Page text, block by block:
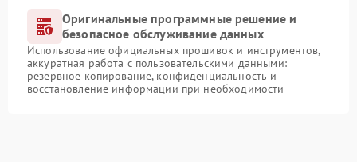
Оригинальные программные решение и
безопасное обслуживание данных
Использование официальных прошивок и инструментов,
аккуратная работа с пользовательскими данными:
резервное копирование, конфиденциальность и
восстановление информации при необходимости